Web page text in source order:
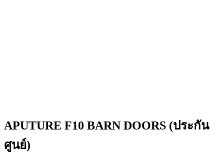
APUTURE F10 BARN DOORS (ประกัน
ศูนย์)